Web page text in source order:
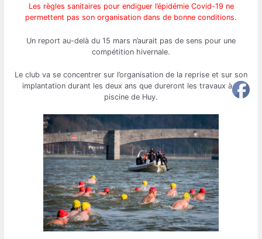
Les règles sanitaires pour endiguer l’épidémie Covid-19 ne
permettent pas son organisation dans de bonne conditions.
Un report au-delà du 15 mars n’aurait pas de sens pour une
compétition hivernale.
Le club va se concentrer sur l’organisation de la reprise et sur son
implantation durant les deux ans que dureront les travaux à la
piscine de Huy.